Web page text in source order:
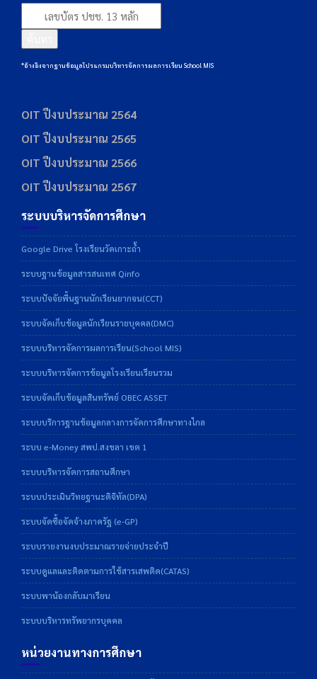
*อ้างอิงจากฐานข้อมูลโปรแกรมบริหารจัดการผลการเรียน School MIS
OIT ปีงบประมาณ 2564
OIT ปีงบประมาณ 2565
OIT ปีงบประมาณ 2566
OIT ปีงบประมาณ 2567
ระบบบริหารจัดการศึกษา
Google Drive โรงเรียนวัดเกาะถ้ำ
ระบบฐานข้อมูลสารสนเทศ Qinfo
ระบบปัจจัยพื้นฐานนักเรียนยากจน(CCT)
ระบบจัดเก็บข้อมูลนักเรียนรายบุคคล(DMC)
ระบบบริหารจัดการผลการเรียน(School MIS)
ระบบบริหารจัดการข้อมูลโรงเรียนเรียนรวม
ระบบจัดเก็บข้อมูลสินทรัพย์ OBEC ASSET
ระบบบริการฐานข้อมูลกลางการจัดการศึกษาทางไกล
ระบบ e-Money สพป.สงขลา เขต 1
ระบบบริหารจัดการสถานศึกษา
ระบบประเมินวิทยฐานะดิจิทัล(DPA)
ระบบจัดซื้อจัดจ้างภาครัฐ (e-GP)
ระบบรายงานงบประมาณรายจ่ายประจำปี
ระบบดูแลและติดตามการใช้สารเสพติด(CATAS)
ระบบพาน้องกลับมาเรียน
ระบบบริหารทรัพยากรบุคคล
หน่วยงานทางการศึกษา